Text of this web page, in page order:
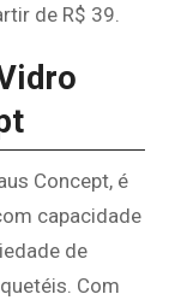
de R$ 39.
Concept, é
capacidade
de
Com